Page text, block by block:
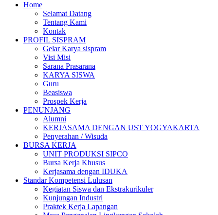
Home
Selamat Datang
Tentang Kami
Kontak
PROFIL SISPRAM
Gelar Karya sispram
Visi Misi
Sarana Prasarana
KARYA SISWA
Guru
Beasiswa
Prospek Kerja
PENUNJANG
Alumni
KERJASAMA DENGAN UST YOGYAKARTA
Penyerahan / Wisuda
BURSA KERJA
UNIT PRODUKSI SIPCO
Bursa Kerja Khusus
Kerjasama dengan IDUKA
Standar Kompetensi Lulusan
Kegiatan Siswa dan Ekstrakurikuler
Kunjungan Industri
Praktek Kerja Lapangan